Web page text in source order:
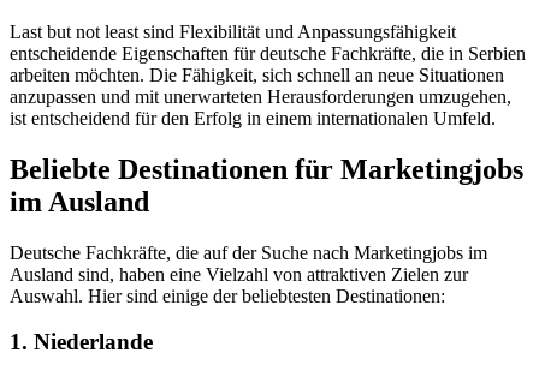
Last but not least sind Flexibilität und Anpassungsfähigkeit
entscheidende Eigenschaften für deutsche Fachkräfte, die in Serbien
arbeiten möchten. Die Fähigkeit, sich schnell an neue Situationen
anzupassen und mit unerwarteten Herausforderungen umzugehen,
ist entscheidend für den Erfolg in einem internationalen Umfeld.
Beliebte Destinationen für Marketingjobs
im Ausland
Deutsche Fachkräfte, die auf der Suche nach Marketingjobs im
Ausland sind, haben eine Vielzahl von attraktiven Zielen zur
Auswahl. Hier sind einige der beliebtesten Destinationen:
1. Niederlande